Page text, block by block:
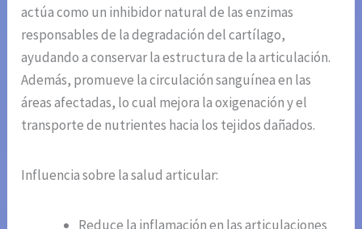
actúa como un inhibidor natural de las enzimas
responsables de la degradación del cartílago,
ayudando a conservar la estructura de la articulación.
Además, promueve la circulación sanguínea en las
áreas afectadas, lo cual mejora la oxigenación y el
transporte de nutrientes hacia los tejidos dañados.
Influencia sobre la salud articular:
Reduce la inflamación en las articulaciones